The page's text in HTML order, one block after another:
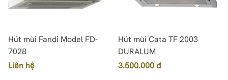
Hút mùi Fandi Model FD-
7028
Liên hệ
Hút mùi Cata TF 2003
DURALUM
3.500.000 đ